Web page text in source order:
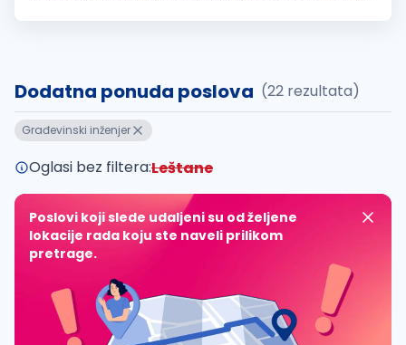
standards Managing and...
Dodatna ponuda poslova (22 rezultata)
Građevinski inženjer
Oglasi bez filtera:Leštane
Poslovi koji slede udaljeni su od željene
lokacije rada koju ste naveli prilikom
pretrage.